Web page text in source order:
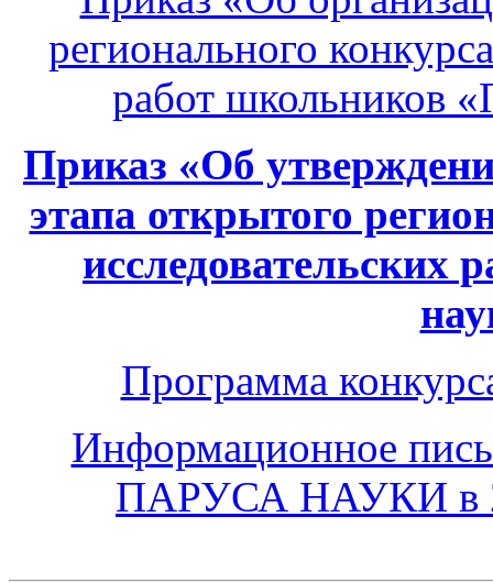
регионального
работ школьников
Приказ «Об
этапа открытого
исследовательских
Программа
Информационное
ПАРУСА НАУКИ в